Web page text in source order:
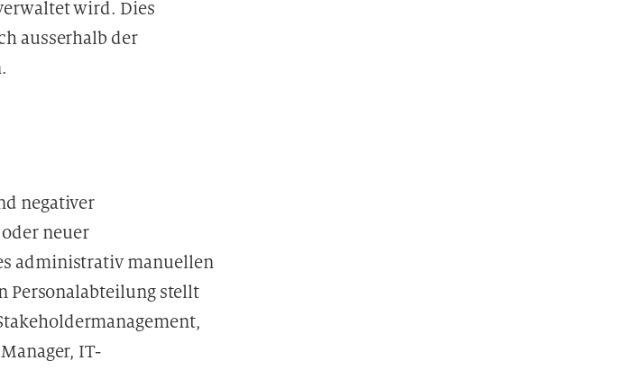
wird. Dies
ausserhalb der
negativer
neuer
administrativ manuellen
Personalabteilung stellt
IT-